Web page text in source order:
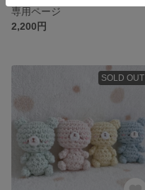
専用ページ
2,200円
SOLD OUT